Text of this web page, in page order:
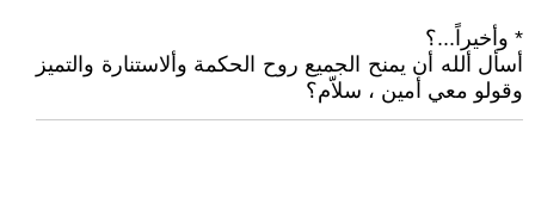
* وأخيراً...؟
أسأل ألله أن يمنح الجميع روح الحكمة وألاستنارة والتميز
وقولو معي أمين ، سلاّم؟